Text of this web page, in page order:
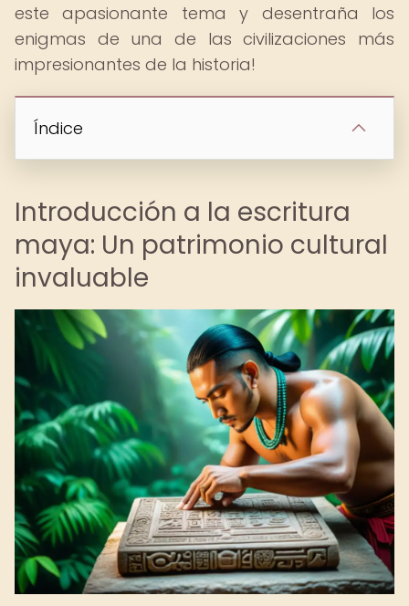
este apasionante tema y desentraña los
enigmas de una de las civilizaciones más
impresionantes de la historia!
Índice
Introducción a la escritura
maya: Un patrimonio cultural
invaluable